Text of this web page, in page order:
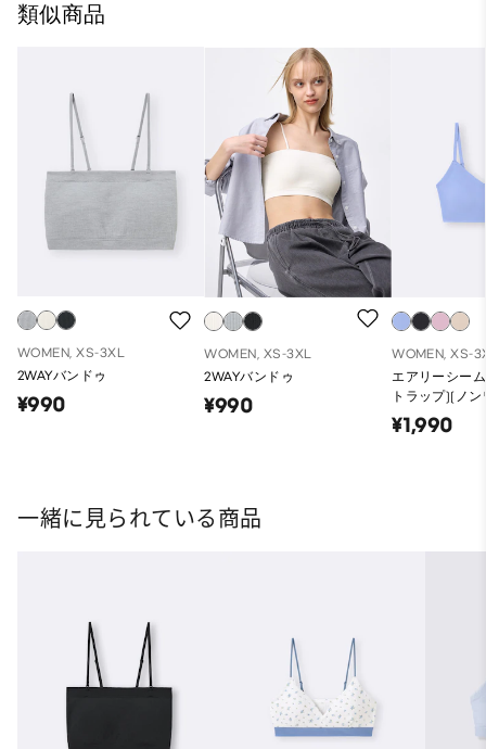
類似商品
WOMEN, XS-3XL
2WAYバンドゥ
¥990
WOMEN, XS-3XL
2WAYバンドゥ
¥990
WOMEN, XS-
エアリーシー
トラップ)(ノ
¥1,990
一緒に見られている商品